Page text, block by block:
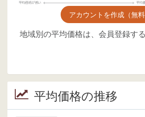
アカウントを作成（無料
地域別の平均価格は、会員登録す
平均価格の推移